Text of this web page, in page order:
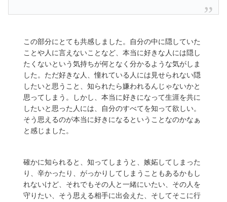
この部分にとても共感しました。自分の中に隠していた
ことや人に言えないことなど、本当に好きな人には隠し
たくないという気持ちが何となく分かるような気がしま
した。ただ好きな人、憧れている人には見せられない隠
したいと思うこと、知られたら嫌われるんじゃないかと
思ってしまう。しかし、本当に好きになって生涯を共に
したいと思った人には、自分のすべてを知って欲しい。
そう思えるのが本当に好きになるということなのかなぁ
と感じました。
確かに知られると、知ってしまうと、嫉妬してしまった
り、辛かったり、がっかりしてしまうこともあるかもし
れないけど、それでもその人と一緒にいたい、その人を
守りたい、そう思える相手に出会えた、そしてそこに行